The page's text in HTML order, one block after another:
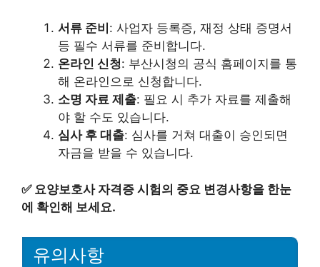
서류 준비 : 사업자 등록증, 재정 상태 증명서
등 필수 서류를 준비합니다.
온라인 신청: 부산시청의 공식 홈페이지를 통
해 온라인으로 신청합니다.
소명 자료 제출: 필요 시 추가 자료를 제출해
야 할 수도 있습니다.
심사 후 대출: 심사를 거쳐 대출이 승인되면
자금을 받을 수 있습니다.
✅ 요양보호사 자격증 시험의 중요 변경사항을 한눈
에 확인해 보세요.
유의사항